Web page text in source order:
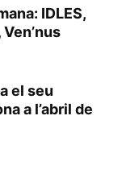
IDLES,
el seu
a l’abril de